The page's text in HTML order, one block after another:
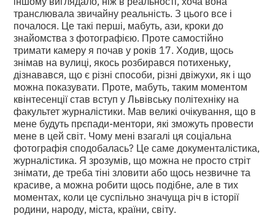
транслювала звичайну реальність. З цього все і
почалося. Це такі перші, мабуть, ази, кроки до
знайомства з фотографією. Проте самостійно
тримати камеру я почав у років 17. Ходив, щось
знімав на вулиці, якось розбирався потихеньку,
дізнавався, що є різні способи, різні двіжухи, як і що
можна показувати. Проте, мабуть, таким моментом
квінтесенції став вступ у Львівську політехніку на
факультет журналістики. Мав великі очікування, що в
мене будуть прєпади-ментори, які зможуть провести
мене в цей світ. Чому мені взагалі ця соціальна
фотографія сподобалась? Це саме документалістика,
журналістика. Я зрозумів, що можна не просто стріт
знімати, де треба тіні зловити або щось незвичне та
красиве, а можна робити щось подібне, але в тих
моментах, коли це суспільно значуща річ в історії
родини, народу, міста, країни, світу.